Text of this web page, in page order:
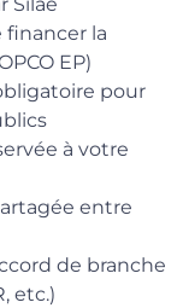
Silae
financer la
EP)
pour
à votre
entre
de branche
etc.)